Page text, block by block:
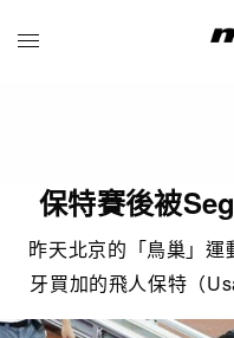
保特賽後被
昨天北京的「鳥巢」運
牙買加的飛人保特（